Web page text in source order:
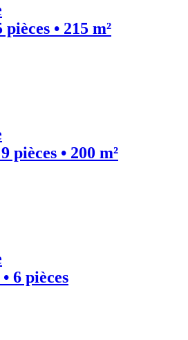
• 215 m²
pièces • 200 m²
6 pièces